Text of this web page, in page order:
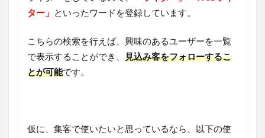
ター」 といったワードを登録しています。
こちらの検索を行えば、興味のあるユーザーを一覧
で表示することができ、 見込み客をフォローするこ
とが可能です。
仮に、集客で使いたいと思っているなら、以下の使